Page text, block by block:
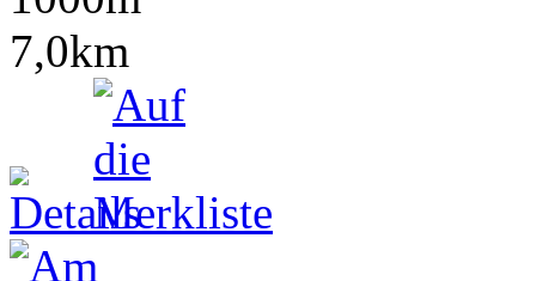
7,0km